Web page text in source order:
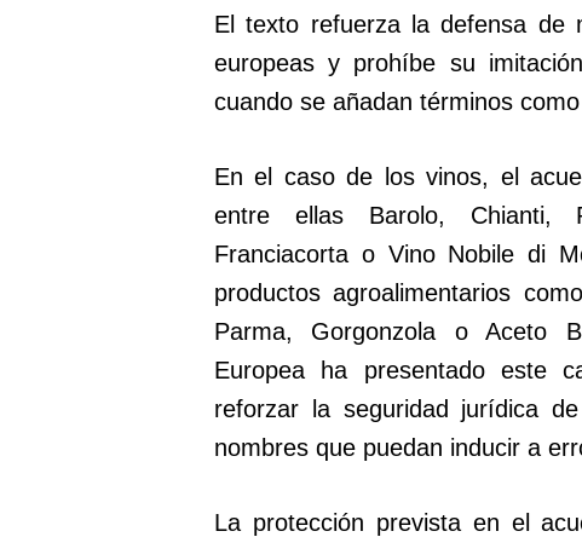
El texto refuerza la defensa de
europeas y prohíbe su
cuando se añadan términos como
En el caso de los vinos, el
entre ellas Barolo, Chianti,
Franciacorta o Vino Nobile di
productos agroalimentarios
Parma, Gorgonzola o Aceto
Europea ha presentado este
reforzar la seguridad jurídica
nombres que puedan inducir a
La protección prevista en el